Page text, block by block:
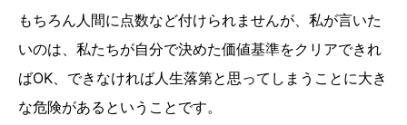
もちろん人間に点数など付けられませんが、私が言いた
いのは、私たちが自分で決めた価値基準をクリアできれ
ばOK、できなければ人生落第と思ってしまうことに大き
な危険があるということです。